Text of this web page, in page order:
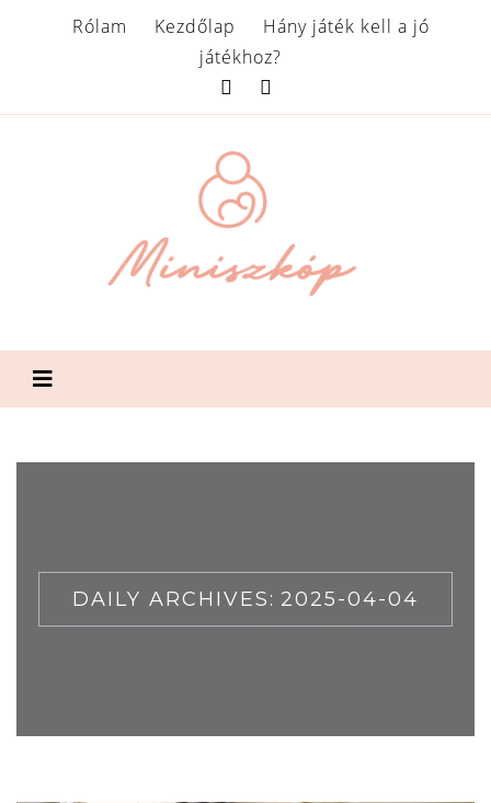
Rólam Kezdőlap
Hány játék kell a jó
játékhoz?
DAILY ARCHIVES: 2025-04-04